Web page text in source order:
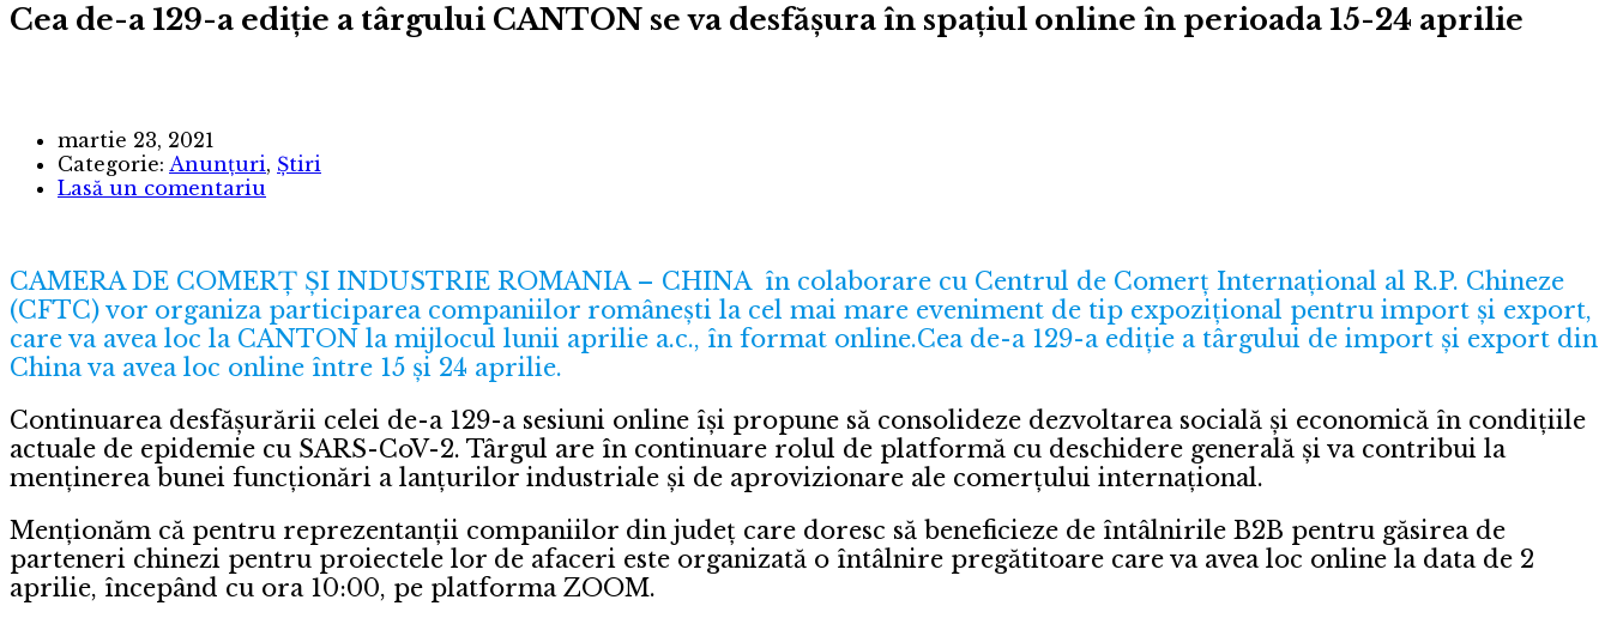
Cea de-a 129-a ediție a târgului CANTON se va desfășura în spațiul online în perioada 15-24 aprilie
martie 23, 2021
Categorie: Anunțuri, Știri
Lasă un comentariu
CAMERA DE COMERȚ ȘI INDUSTRIE ROMANIA – CHINA în colaborare cu Centrul de Comerț Internațional al R.P. Chineze
(CFTC) vor organiza participarea companiilor românești la cel mai mare eveniment de tip expozițional pentru import și export,
care va avea loc la CANTON la mijlocul lunii aprilie a.c., în format online.Cea de-a 129-a ediție a târgului de import și export din
China va avea loc online între 15 și 24 aprilie.
Continuarea desfășurării celei de-a 129-a sesiuni online își propune să consolideze dezvoltarea socială și economică în condițiile
actuale de epidemie cu SARS-CoV-2. Târgul are în continuare rolul de platformă cu deschidere generală și va contribui la
menținerea bunei funcționări a lanțurilor industriale și de aprovizionare ale comerțului internațional.
Menționăm că pentru reprezentanții companiilor din județ care doresc să beneficieze de întâlnirile B2B pentru găsirea de
parteneri chinezi pentru proiectele lor de afaceri este organizată o întâlnire pregătitoare care va avea loc online la data de 2
aprilie, începând cu ora 10:00, pe platforma ZOOM.